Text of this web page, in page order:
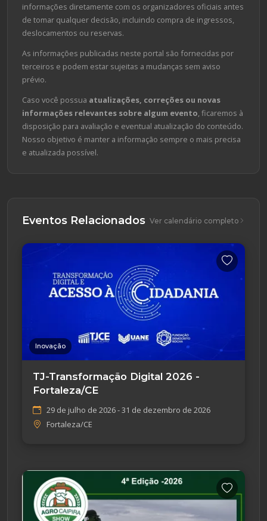
informações diretamente com os organizadores oficiais antes
de tomar qualquer decisão, incluindo compra de ingressos,
deslocamentos ou reservas.
As informações publicadas neste portal são fornecidas por
terceiros e podem estar sujeitas a mudanças sem aviso
prévio.
Caso você possua atualizações, correções ou novas
informações relevantes sobre algum evento, ficaremos à
disposição para avaliação e eventual atualização do conteúdo.
Nosso objetivo é manter a informação sempre o mais precisa
e atualizada possível.
Eventos Relacionados Ver calendário completo
Inovação
TJ-Transformação Digital 2026 -
Fortaleza/CE
29 de julho de 2026 - 31 de dezembro de 2026
Fortaleza/CE